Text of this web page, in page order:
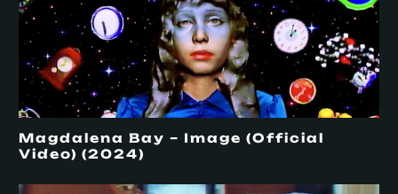
Magdalena Bay – Image (Official
Video) (2024)